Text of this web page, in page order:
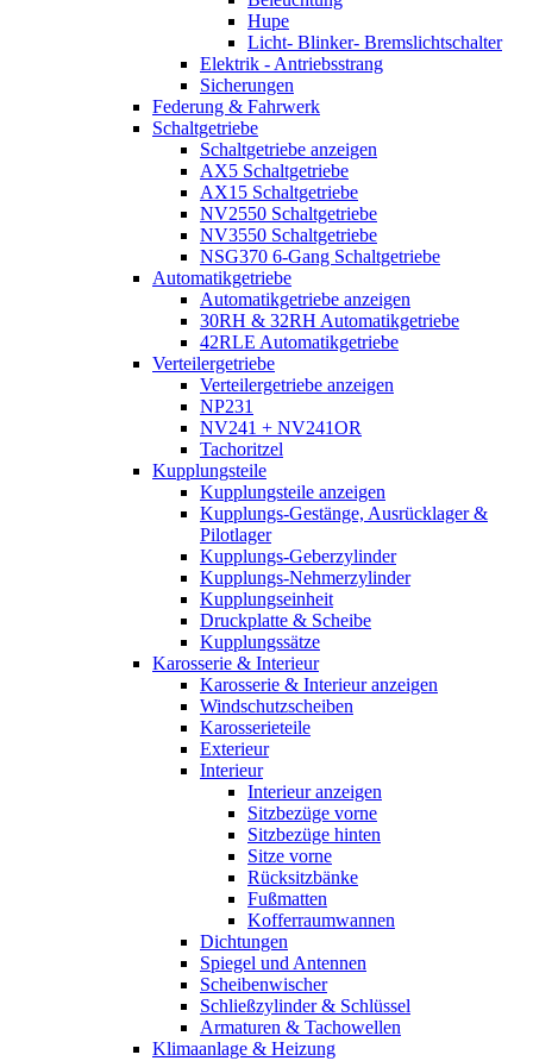
Hupe
Licht- Blinker- Bremslichtschalter
Elektrik - Antriebsstrang
Sicherungen
Federung & Fahrwerk
Schaltgetriebe
Schaltgetriebe anzeigen
AX5 Schaltgetriebe
AX15 Schaltgetriebe
NV2550 Schaltgetriebe
NV3550 Schaltgetriebe
NSG370 6-Gang Schaltgetriebe
Automatikgetriebe
Automatikgetriebe anzeigen
30RH & 32RH Automatikgetriebe
42RLE Automatikgetriebe
Verteilergetriebe
Verteilergetriebe anzeigen
NP231
NV241 + NV241OR
Tachoritzel
Kupplungsteile
Kupplungsteile anzeigen
Kupplungs-Gestänge, Ausrücklager &
Pilotlager
Kupplungs-Geberzylinder
Kupplungs-Nehmerzylinder
Kupplungseinheit
Druckplatte & Scheibe
Kupplungssätze
Karosserie & Interieur
Karosserie & Interieur anzeigen
Windschutzscheiben
Karosserieteile
Exterieur
Interieur
Interieur anzeigen
Sitzbezüge vorne
Sitzbezüge hinten
Sitze vorne
Rücksitzbänke
Fußmatten
Kofferraumwannen
Dichtungen
Spiegel und Antennen
Scheibenwischer
Schließzylinder & Schlüssel
Armaturen & Tachowellen
Klimaanlage & Heizung